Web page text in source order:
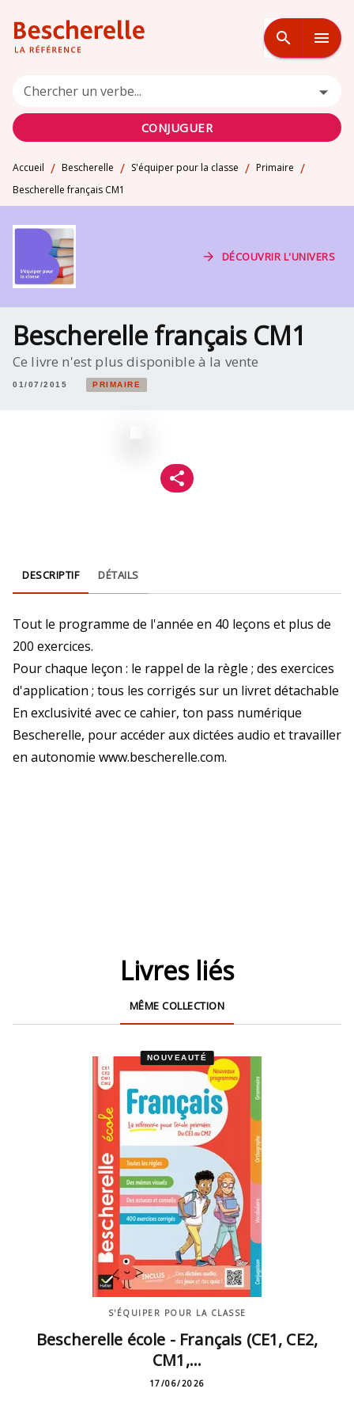
MENU RECHERCHE
PIED DE PAGE
search menu
Chercher un verbe...
CONJUGUER
Accueil / Bescherelle / S'équiper pour la classe / Primaire /
Bescherelle français CM1
arrow_forward DÉCOUVRIR L'UNIVERS
Bescherelle français CM1
Ce livre n'est plus disponible à la vente
01/07/2015 PRIMAIRE
DESCRIPTIF DÉTAILS
Tout le programme de l'année en 40 leçons et plus de
200 exercices.
Pour chaque leçon : le rappel de la règle ; des exercices
d'application ; tous les corrigés sur un livret détachable
En exclusivité avec ce cahier, ton pass numérique
Bescherelle, pour accéder aux dictées audio et travailler
en autonomie www.bescherelle.com.
Livres liés
MÊME COLLECTION
NOUVEAUTÉ
S'ÉQUIPER POUR LA CLASSE
Bescherelle école - Français (CE1, CE2,
CM1,…
17/06/2026